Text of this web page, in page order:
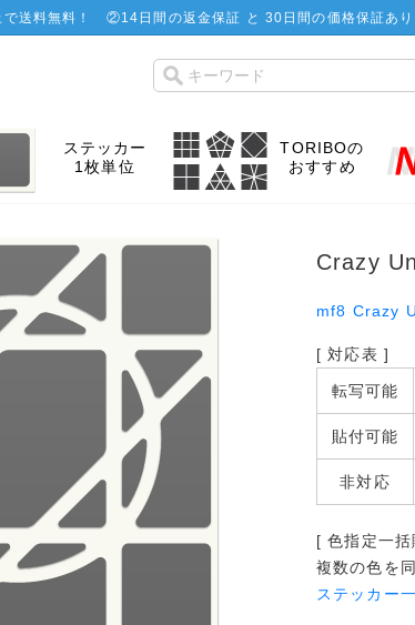
送料無料！ ②14日間の返金保証 と 30日間の価格保証あり
ステッカー
1枚単位
TORIBOの
おすすめ
Crazy
mf8 Crazy
[ 対応表 ]
転写可能
貼付可能
非対応
[ 色指定一
複数の色を
ステッカー